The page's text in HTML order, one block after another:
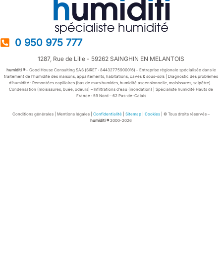
0 950 975 777
1287, Rue de Lille - 59262 SAINGHIN EN MELANTOIS
humiditi ®– Good House Consulting SAS (SIRET : 84432775900016) – Entreprise régionale spécialisée dans le
traitement de l’humidité des maisons, appartements, habitations, caves & sous-sols | Diagnostic des problèmes
d’humidité : Remontées capillaires (bas de murs humides, humidité ascensionnelle, moisissures, salpêtre) –
Condensation (moisissures, buée, odeurs) – Infiltrations d’eau (inondation) | Spécialiste humidité Hauts de
France : 59 Nord – 62 Pas-de-Calais
Conditions générales | Mentions légales | Confidentialité Sitemap Cookies | © Tous droits réservés –
humiditi ®2000-2026